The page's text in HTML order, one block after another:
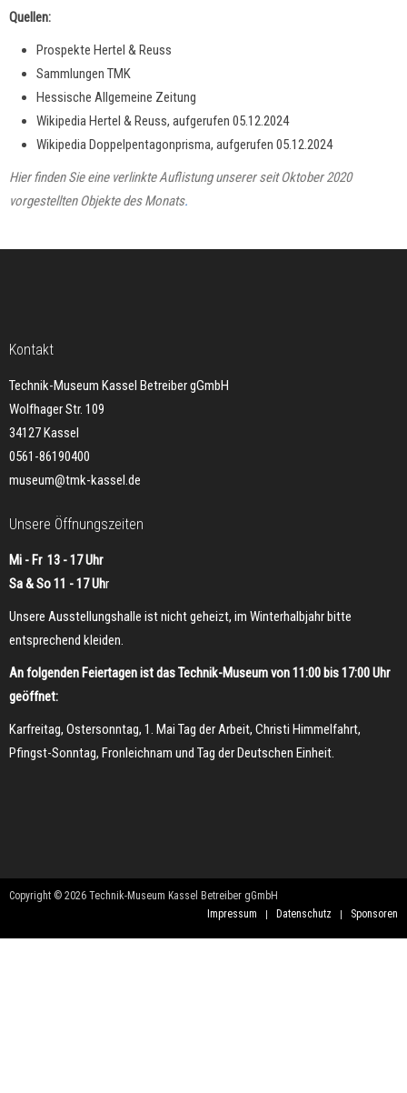
Quellen:
Prospekte Hertel & Reuss
Sammlungen TMK
Hessische Allgemeine Zeitung
Wikipedia Hertel & Reuss, aufgerufen 05.12.2024
Wikipedia Doppelpentagonprisma, aufgerufen 05.12.2024
Hier finden Sie eine verlinkte Auflistung unserer seit Oktober 2020
vorgestellten Objekte des Monats.
Kontakt
Technik-Museum Kassel Betreiber gGmbH
Wolfhager Str. 109
34127 Kassel
0561-86190400
museum@tmk-kassel.de
Unsere Öffnungszeiten
Mi - Fr 13 - 17 Uhr
Sa & So 11 - 17 Uhr
Unsere Ausstellungshalle ist nicht geheizt, im Winterhalbjahr bitte
entsprechend kleiden.
An folgenden Feiertagen ist das Technik-Museum von 11:00 bis 17:00 Uhr
geöffnet:
Karfreitag, Ostersonntag, 1. Mai Tag der Arbeit, Christi Himmelfahrt,
Pfingst-Sonntag, Fronleichnam und Tag der Deutschen Einheit.
Copyright © 2026 Technik-Museum Kassel Betreiber gGmbH
Impressum
Datenschutz Sponsoren